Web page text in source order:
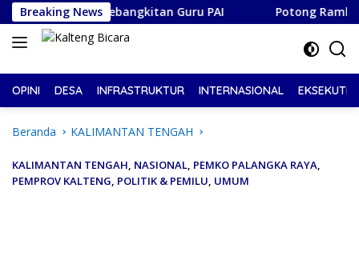
Langsung
ke
konten
Breaking News
Kebangkitan Guru PAI Potong Rambut Bayar
OPINI DESA INFRASTRUKTUR INTERNASIONAL EKSEKUTIF
Beranda KALIMANTAN TENGAH
KALIMANTAN TENGAH, NASIONAL, PEMKO PALANGKA RAYA,
PEMPROV KALTENG, POLITIK & PEMILU, UMUM